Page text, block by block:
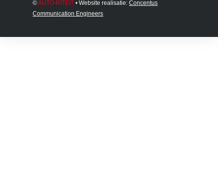
©AUTO-RITEIT • Website realisatie:Concentus
Communication Engineers